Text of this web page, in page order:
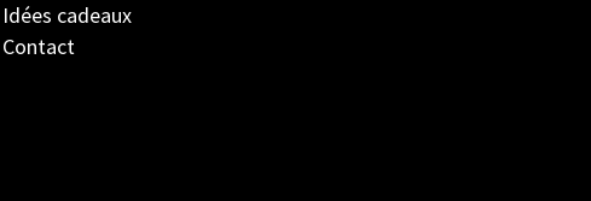
Idées cadeaux
Contact